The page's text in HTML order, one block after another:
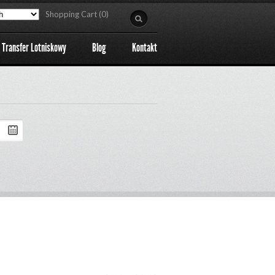
Shopping Cart (0)
Transfer Lotniskowy Blog Kontakt